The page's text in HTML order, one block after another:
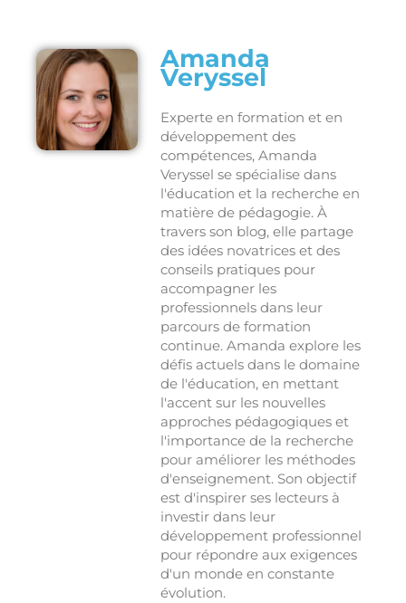
Amanda
Veryssel
Experte en formation et en
développement des
compétences, Amanda
Veryssel se spécialise dans
l'éducation et la recherche en
matière de pédagogie. À
travers son blog, elle partage
des idées novatrices et des
conseils pratiques pour
accompagner les
professionnels dans leur
parcours de formation
continue. Amanda explore les
défis actuels dans le domaine
de l'éducation, en mettant
l'accent sur les nouvelles
approches pédagogiques et
l'importance de la recherche
pour améliorer les méthodes
d'enseignement. Son objectif
est d'inspirer ses lecteurs à
investir dans leur
développement professionnel
pour répondre aux exigences
d'un monde en constante
évolution.